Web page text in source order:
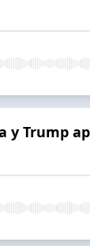
y Trump